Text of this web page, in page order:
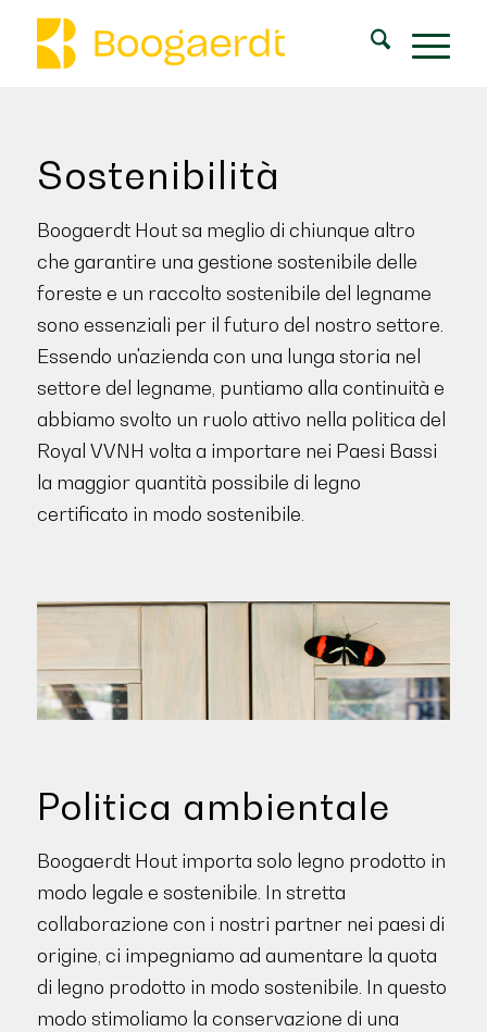
Sostenibilità
Boogaerdt Hout sa meglio di chiunque altro
che garantire una gestione sostenibile delle
foreste e un raccolto sostenibile del legname
sono essenziali per il futuro del nostro settore.
Essendo un'azienda con una lunga storia nel
settore del legname, puntiamo alla continuità e
abbiamo svolto un ruolo attivo nella politica del
Royal VVNH volta a importare nei Paesi Bassi
la maggior quantità possibile di legno
certificato in modo sostenibile.
Politica ambientale
Boogaerdt Hout importa solo legno prodotto in
modo legale e sostenibile. In stretta
collaborazione con i nostri partner nei paesi di
origine, ci impegniamo ad aumentare la quota
di legno prodotto in modo sostenibile. In questo
modo stimoliamo la conservazione di una